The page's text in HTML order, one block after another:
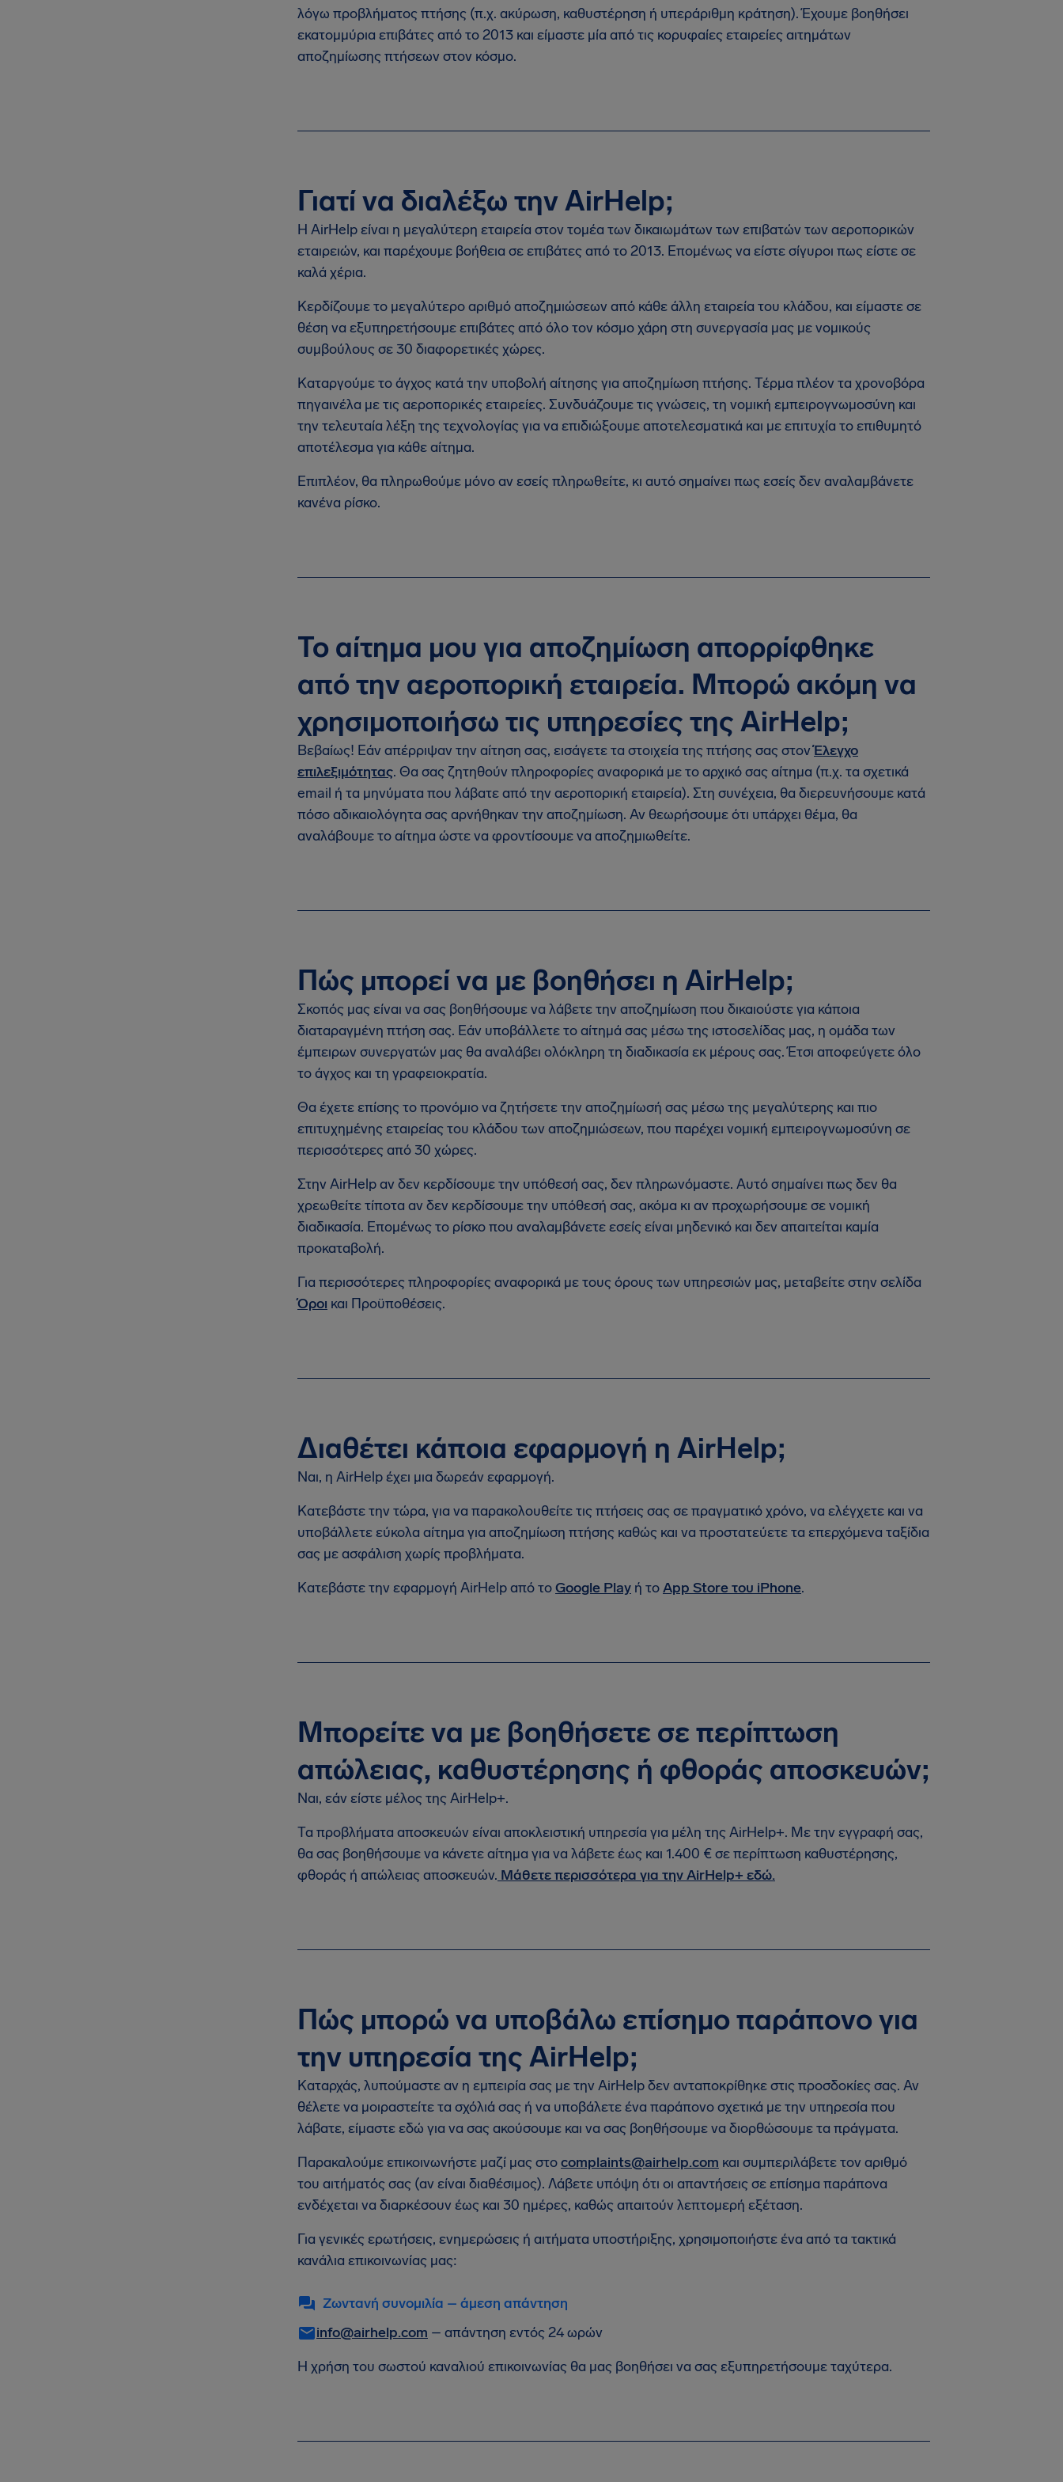
λόγω προβλήματος πτήσης (π.χ. ακύρωση, καθυστέρηση ή υπεράριθμη κράτηση). Έχουμε βοηθήσει
εκατομμύρια επιβάτες από το 2013 και είμαστε μία από τις κορυφαίες εταιρείες αιτημάτων
αποζημίωσης πτήσεων στον κόσμο.
Γιατί να διαλέξω την AirHelp;
Η AirHelp είναι η μεγαλύτερη εταιρεία στον τομέα των δικαιωμάτων των επιβατών των αεροπορικών
εταιρειών, και παρέχουμε βοήθεια σε επιβάτες από το 2013. Επομένως να είστε σίγυροι πως είστε σε
καλά χέρια.
Κερδίζουμε το μεγαλύτερο αριθμό αποζημιώσεων από κάθε άλλη εταιρεία του κλάδου, και είμαστε σε
θέση να εξυπηρετήσουμε επιβάτες από όλο τον κόσμο χάρη στη συνεργασία μας με νομικούς
συμβούλους σε 30 διαφορετικές χώρες.
Καταργούμε το άγχος κατά την υποβολή αίτησης για αποζημίωση πτήσης. Τέρμα πλέον τα χρονοβόρα
πηγαινέλα με τις αεροπορικές εταιρείες. Συνδυάζουμε τις γνώσεις, τη νομική εμπειρογνωμοσύνη και
την τελευταία λέξη της τεχνολογίας για να επιδιώξουμε αποτελεσματικά και με επιτυχία το επιθυμητό
αποτέλεσμα για κάθε αίτημα.
Επιπλέον, θα πληρωθούμε μόνο αν εσείς πληρωθείτε, κι αυτό σημαίνει πως εσείς δεν αναλαμβάνετε
κανένα ρίσκο.
Το αίτημα μου για αποζημίωση απορρίφθηκε
από την αεροπορική εταιρεία. Μπορώ ακόμη να
χρησιμοποιήσω τις υπηρεσίες της AirHelp;
Βεβαίως! Εάν απέρριψαν την αίτηση σας, εισάγετε τα στοιχεία της πτήσης σας στονΈλεγχο
επιλεξιμότητας. Θα σας ζητηθούν πληροφορίες αναφορικά με το αρχικό σας αίτημα (π.χ. τα σχετικά
email ή τα μηνύματα που λάβατε από την αεροπορική εταιρεία). Στη συνέχεια, θα διερευνήσουμε κατά
πόσο αδικαιολόγητα σας αρνήθηκαν την αποζημίωση. Αν θεωρήσουμε ότι υπάρχει θέμα, θα
αναλάβουμε το αίτημα ώστε να φροντίσουμε να αποζημιωθείτε.
Πώς μπορεί να με βοηθήσει η AirHelp;
Σκοπός μας είναι να σας βοηθήσουμε να λάβετε την αποζημίωση που δικαιούστε για κάποια
διαταραγμένη πτήση σας. Εάν υποβάλλετε το αίτημά σας μέσω της ιστοσελίδας μας, η ομάδα των
έμπειρων συνεργατών μας θα αναλάβει ολόκληρη τη διαδικασία εκ μέρους σας. Έτσι αποφεύγετε όλο
το άγχος και τη γραφειοκρατία.
Θα έχετε επίσης το προνόμιο να ζητήσετε την αποζημίωσή σας μέσω της μεγαλύτερης και πιο
επιτυχημένης εταιρείας του κλάδου των αποζημιώσεων, που παρέχει νομική εμπειρογνωμοσύνη σε
περισσότερες από 30 χώρες.
Στην AirHelp αν δεν κερδίσουμε την υπόθεσή σας, δεν πληρωνόμαστε. Αυτό σημαίνει πως δεν θα
χρεωθείτε τίποτα αν δεν κερδίσουμε την υπόθεσή σας, ακόμα κι αν προχωρήσουμε σε νομική
διαδικασία. Επομένως το ρίσκο που αναλαμβάνετε εσείς είναι μηδενικό και δεν απαιτείται καμία
προκαταβολή.
Για περισσότερες πληροφορίες αναφορικά με τους όρους των υπηρεσιών μας, μεταβείτε στην σελίδα
Όροι και Προϋποθέσεις.
Διαθέτει κάποια εφαρμογή η AirHelp;
Ναι, η AirHelp έχει μια δωρεάν εφαρμογή.
Κατεβάστε την τώρα, για να παρακολουθείτε τις πτήσεις σας σε πραγματικό χρόνο, να ελέγχετε και να
υποβάλλετε εύκολα αίτημα για αποζημίωση πτήσης καθώς και να προστατεύετε τα επερχόμενα ταξίδια
σας με ασφάλιση χωρίς προβλήματα.
Κατεβάστε την εφαρμογή AirHelp από τοGoogle Play ή τοApp Store του iPhone.
Μπορείτε να με βοηθήσετε σε περίπτωση
απώλειας, καθυστέρησης ή φθοράς αποσκευών;
Ναι, εάν είστε μέλος της AirHelp+.
Τα προβλήματα αποσκευών είναι αποκλειστική υπηρεσία για μέλη της AirHelp+. Με την εγγραφή σας,
θα σας βοηθήσουμε να κάνετε αίτημα για να λάβετε έως και 1.400 € σε περίπτωση καθυστέρησης,
φθοράς ή απώλειας αποσκευών. Μάθετε περισσότερα για την AirHelp+ εδώ.
Πώς μπορώ να υποβάλω επίσημο παράπονο για
την υπηρεσία της AirHelp;
Καταρχάς, λυπούμαστε αν η εμπειρία σας με την AirHelp δεν ανταποκρίθηκε στις προσδοκίες σας. Αν
θέλετε να μοιραστείτε τα σχόλιά σας ή να υποβάλετε ένα παράπονο σχετικά με την υπηρεσία που
λάβατε, είμαστε εδώ για να σας ακούσουμε και να σας βοηθήσουμε να διορθώσουμε τα πράγματα.
Παρακαλούμε επικοινωνήστε μαζί μας στοcomplaints@airhelp.com και συμπεριλάβετε τον αριθμό
του αιτήματός σας (αν είναι διαθέσιμος). Λάβετε υπόψη ότι οι απαντήσεις σε επίσημα παράπονα
ενδέχεται να διαρκέσουν έως και 30 ημέρες, καθώς απαιτούν λεπτομερή εξέταση.
Για γενικές ερωτήσεις, ενημερώσεις ή αιτήματα υποστήριξης, χρησιμοποιήστε ένα από τα τακτικά
κανάλια επικοινωνίας μας:
Ζωντανή συνομιλία – άμεση απάντηση
info@airhelp.com – απάντηση εντός 24 ωρών
Η χρήση του σωστού καναλιού επικοινωνίας θα μας βοηθήσει να σας εξυπηρετήσουμε ταχύτερα.